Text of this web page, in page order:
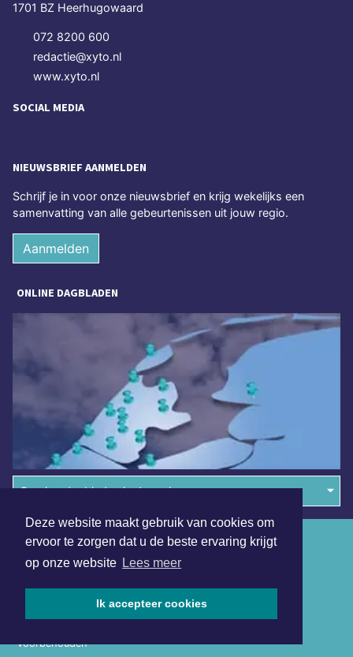
Deze website maakt gebruik van cookies om
ervoor te zorgen dat u de beste ervaring krijgt
op onze website Lees meer
Ik accepteer cookies
1701 BZ Heerhugowaard
072 8200 600
redactie@xyto.nl
www.xyto.nl
SOCIAL MEDIA
NIEUWSBRIEF AANMELDEN
Schrijf je in voor onze nieuwsbrief en krijg wekelijks een
samenvatting van alle gebeurtenissen uit jouw regio.
Aanmelden
ONLINE DAGBLADEN
Overige dagbladen in de regio
voorbehouden
Algemene voorwaarden
Disclaimer